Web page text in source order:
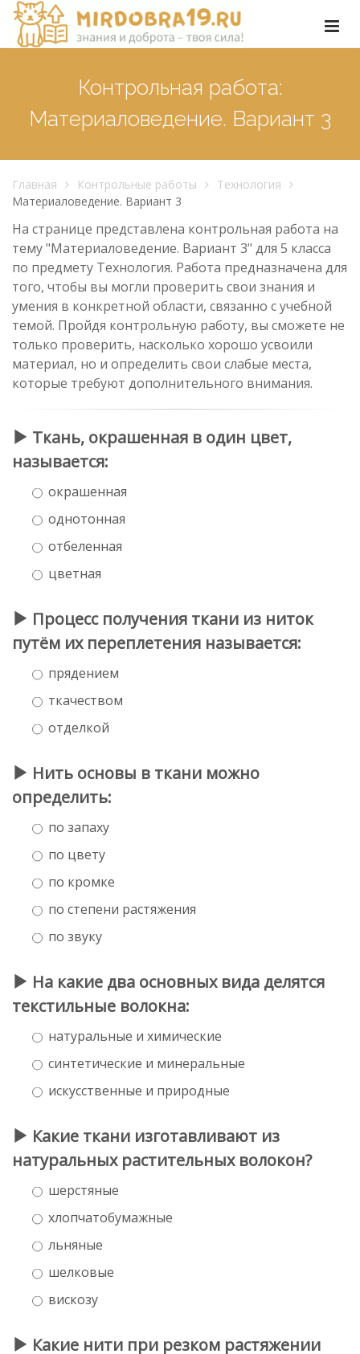
Контрольная работа:
Материаловедение. Вариант 3
Главная Контрольные работы
Технология
Материаловедение. Вариант 3
На странице представлена контрольная работа на
тему "Материаловедение. Вариант 3" для 5 класса
по предмету Технология. Работа предназначена для
того, чтобы вы могли проверить свои знания и
умения в конкретной области, связанно с учебной
темой. Пройдя контрольную работу, вы сможете не
только проверить, насколько хорошо усвоили
материал, но и определить свои слабые места,
которые требуют дополнительного внимания.
Ткань, окрашенная в один цвет,
называется:
окрашенная
однотонная
отбеленная
цветная
Процесс получения ткани из ниток
путём их переплетения называется:
прядением
ткачеством
отделкой
Нить основы в ткани можно
определить:
по запаху
по цвету
по кромке
по степени растяжения
по звуку
На какие два основных вида делятся
текстильные волокна:
натуральные и химические
синтетические и минеральные
искусственные и природные
Какие ткани изготавливают из
натуральных растительных волокон?
шерстяные
хлопчатобумажные
льняные
шелковые
вискозу
Какие нити при резком растяжении